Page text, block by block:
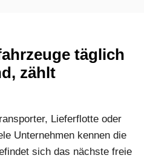
täglich
zählt
Lieferflotte oder
Unternehmen kennen die
sich das nächste freie